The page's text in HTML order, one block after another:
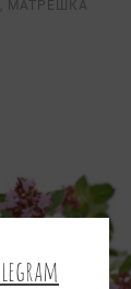
МАТРЁШКА